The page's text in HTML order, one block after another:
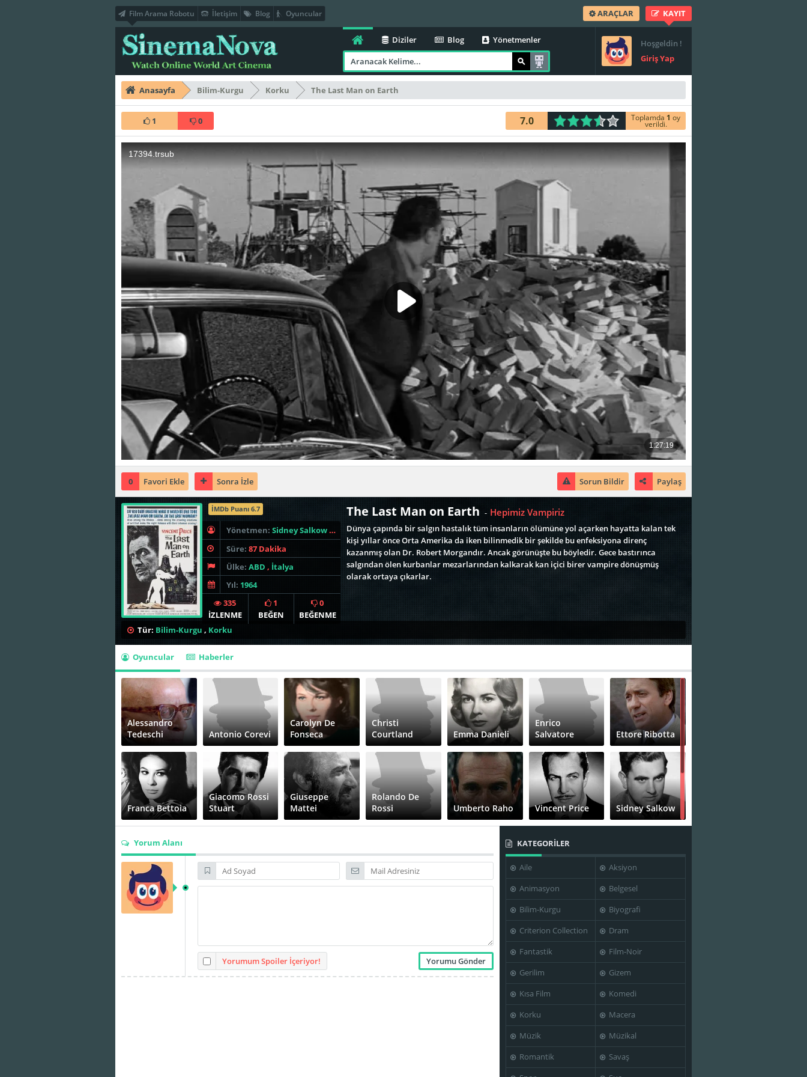
Film Arama Robotu İletişim Blog Oyuncular ARAÇLAR KAYIT
Hoşgeldin !
Giriş Yap
Diziler Blog Yönetmenler
Anasayfa Bilim-Kurgu Korku The Last Man on Earth
1 0 7.0 Toplamda 1 oy
verildi.
0 Favori Ekle Sonra İzle Paylaş
Sorun Bildir
İMDb Puanı 6.7
Yönetmen: Sidney Salkow
Ubaldo Ragona
Süre: 87 Dakika
Ülke: ABD , İtalya
Yıl: 1964
335
İZLENME
1
BEĞEN
0
BEĞENME
The Last Man on Earth - Hepimiz Vampiriz
Dünya çapında bir salgın hastalık tüm insanların ölümüne yol açarken hayatta kalan tek
kişi yıllar önce Orta Amerika da iken bilinmedik bir şekilde bu enfeksiyona direnç
kazanmış olan Dr. Robert Morgandır. Ancak görünüşte bu böyledir. Gece bastırınca
salgından ölen kurbanlar mezarlarından kalkarak kan içici birer vampire dönüşmüş
olarak ortaya çıkarlar.
Tür: Bilim-Kurgu , Korku
Oyuncular Haberler
Alessandro
Tedeschi
Antonio Corevi
Carolyn De
Fonseca
Christi
Courtland
Emma Danieli
Enrico
Salvatore
Ettore Ribotta
Franca Bettoia
Giacomo Rossi
Stuart
Giuseppe
Mattei
Rolando De
Rossi
Umberto Raho Vincent Price Sidney Salkow
Ubaldo Ragona
Yorum Alanı
Yorumum Spoiler İçeriyor!
KATEGORİLER
Aile
Aksiyon
Animasyon
Belgesel
Bilim-Kurgu
Biyografi
Criterion Collection
Dram
Fantastik
Film-Noir
Gerilim
Gizem
Kısa Film
Komedi
Korku
Macera
Müzik
Müzikal
Romantik
Savaş